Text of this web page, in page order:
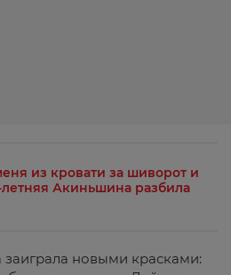
из кровати за шиворот и
летняя Акиньшина разбила
заиграла новыми красками: